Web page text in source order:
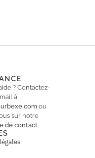
? Contactez-
à
ou
sur notre
de contact.